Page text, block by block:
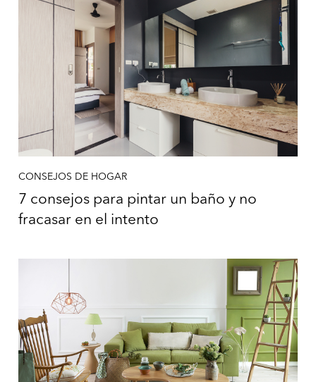
CONSEJOS DE HOGAR
7 consejos para pintar un baño y no
fracasar en el intento